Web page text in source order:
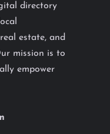
directory
estate, and
mission is to
empower